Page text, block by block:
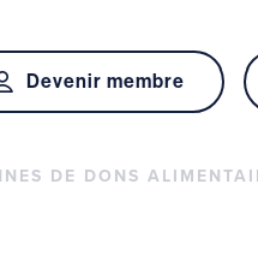
Devenir membre
DE DONS